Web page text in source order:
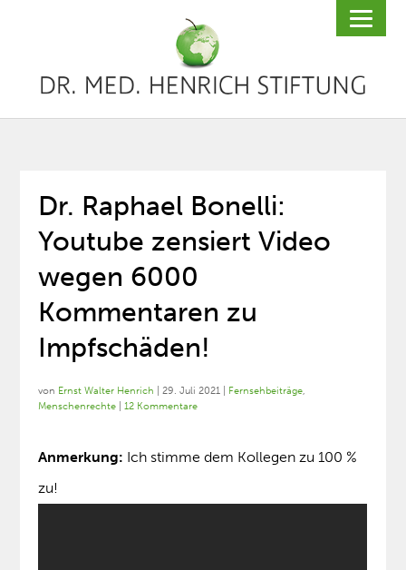
Dr. Raphael Bonelli:
Youtube zensiert Video
wegen 6000
Kommentaren zu
Impfschäden!
von Ernst Walter Henrich |29. Juli 2021 Fernsehbeiträge,
Menschenrechte |12 Kommentare
Anmerkung: Ich stimme dem Kollegen zu 100 %
zu!